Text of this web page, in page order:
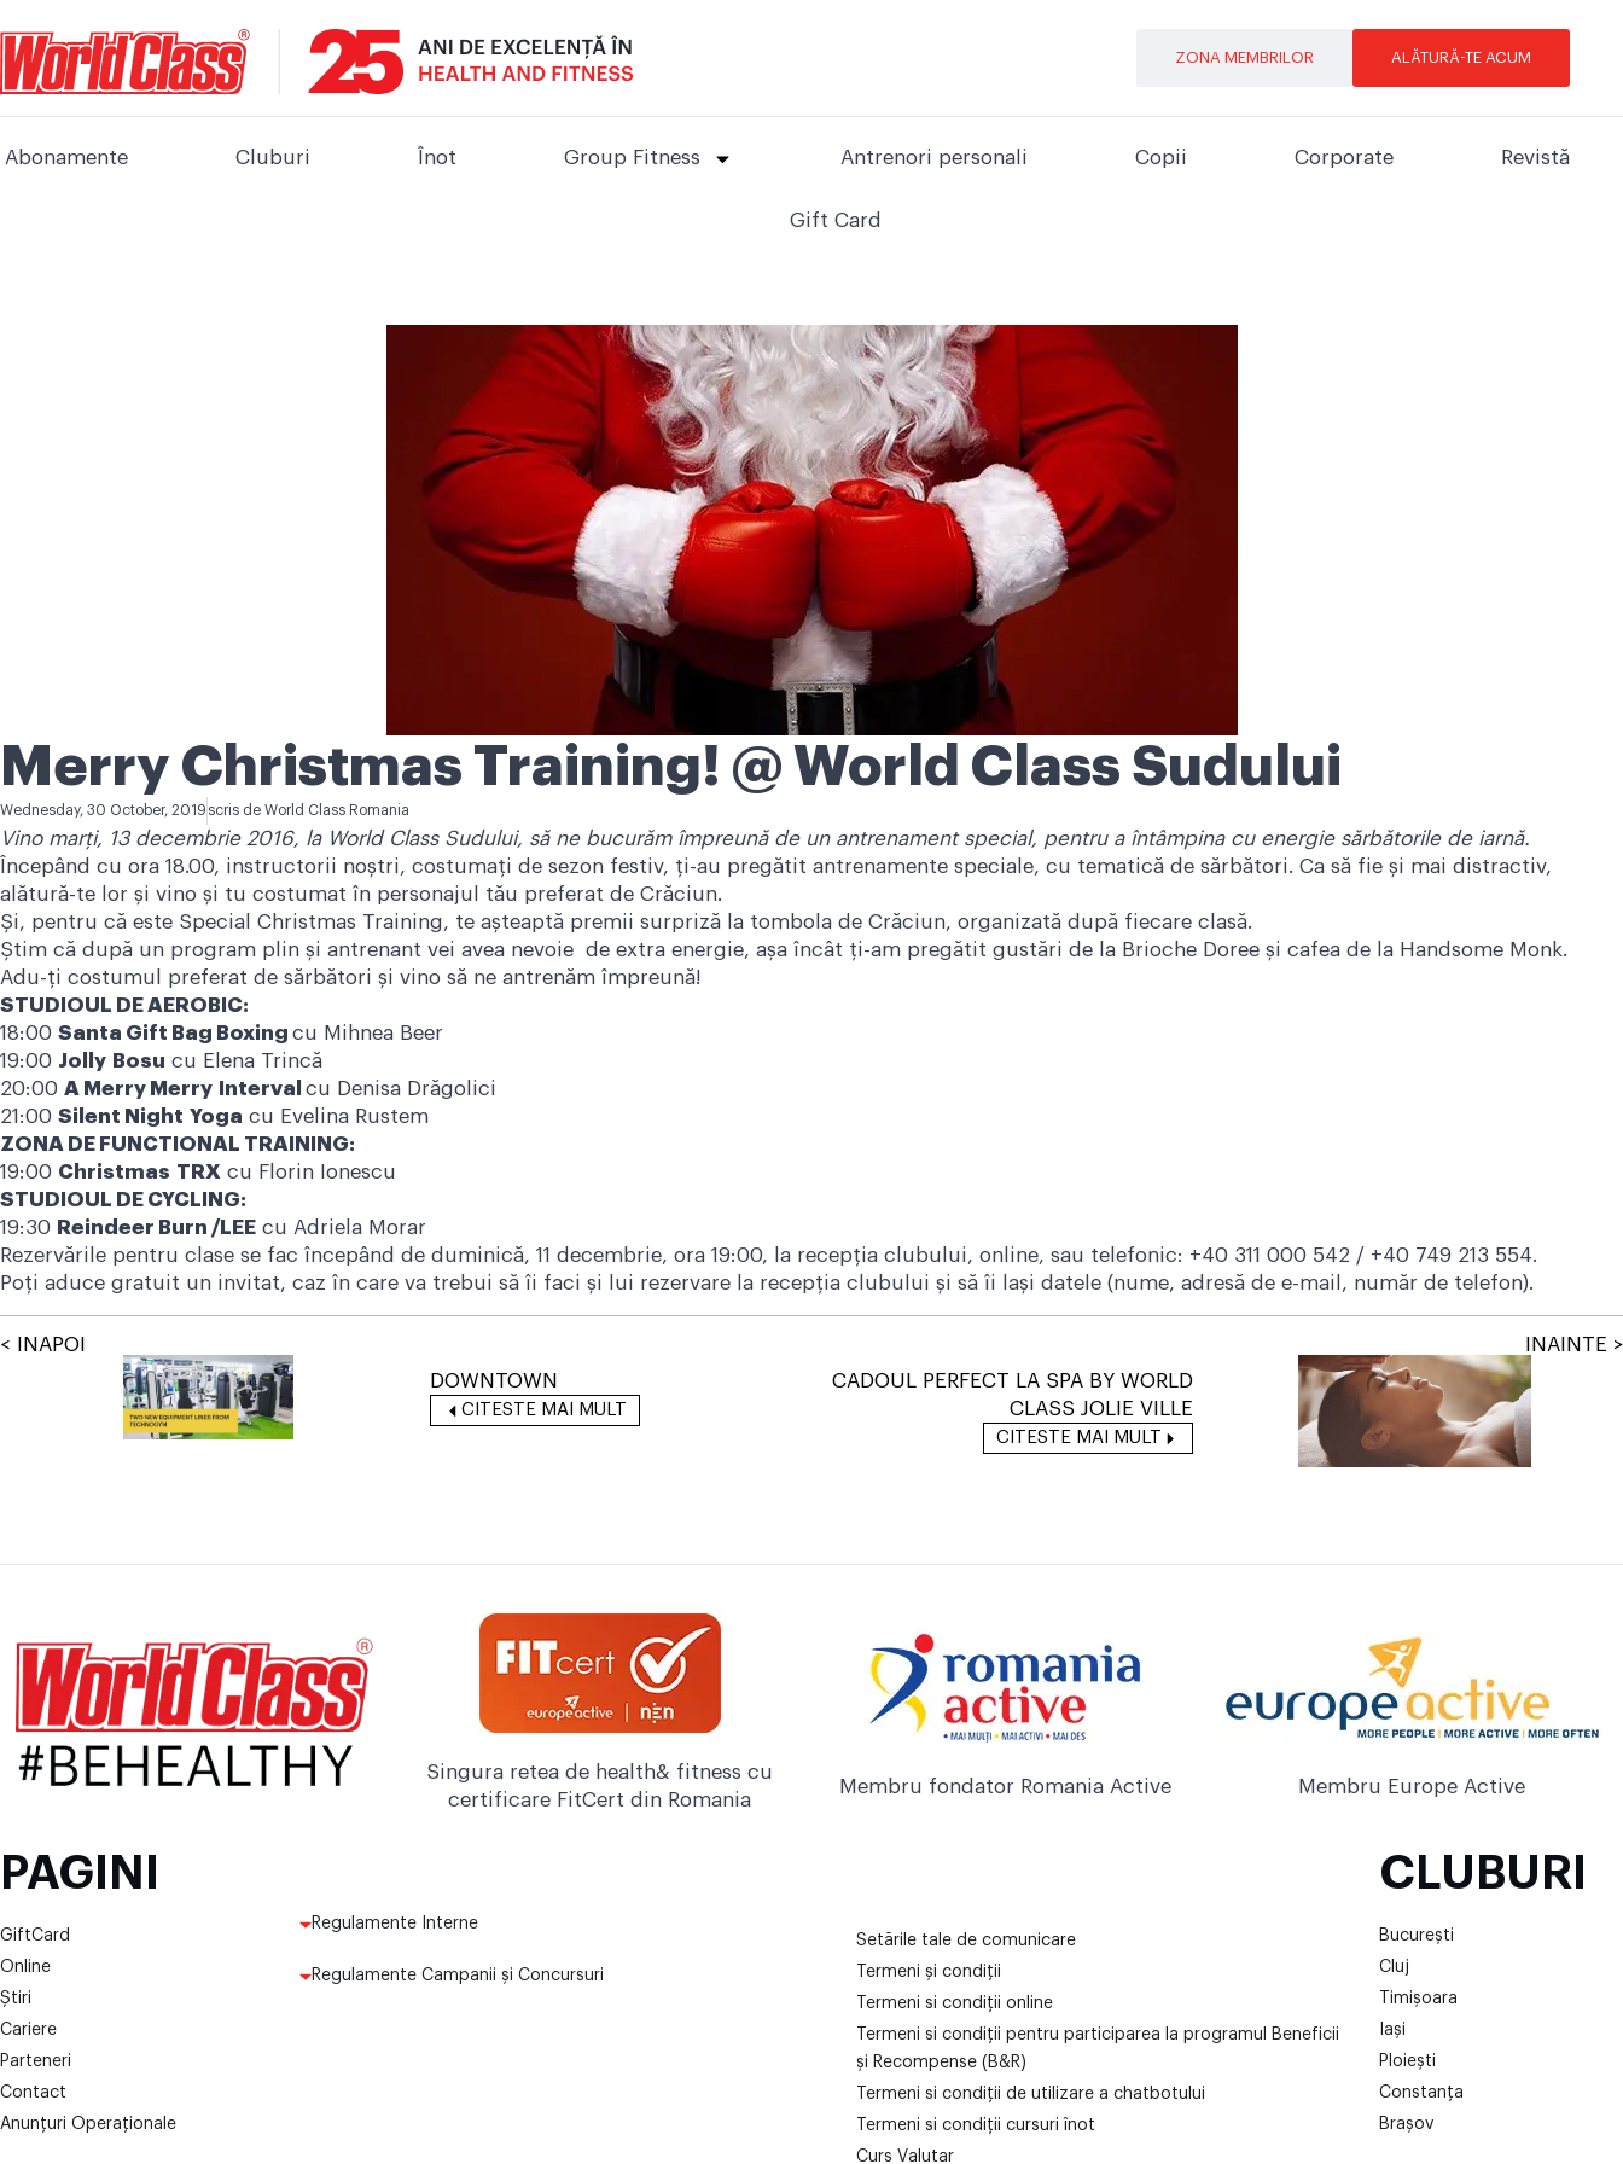
ZONA MEMBRILOR ALĂTURĂ-TE ACUM
Abonamente Cluburi Înot Group Fitness Antrenori personali Copii Corporate Revistă
Gift Card
Merry Christmas Training! @ World Class Sudului
Wednesday, 30 October, 2019 scris de World Class Romania
Vino marți, 13 decembrie 2016, la World Class Sudului, să ne bucurăm împreună de un antrenament special, pentru a întâmpina cu energie sărbătorile de iarnă.
Începând cu ora 18.00, instructorii noștri, costumați de sezon festiv, ți-au pregătit antrenamente speciale, cu tematică de sărbători. Ca să fie și mai distractiv,
alătură-te lor și vino și tu costumat în personajul tău preferat de Crăciun.
Și, pentru că este Special Christmas Training, te așteaptă premii surpriză la tombola de Crăciun, organizată după fiecare clasă.
Știm că după un program plin și antrenant vei avea nevoie de extra energie, așa încât ți-am pregătit gustări de la Brioche Doree și cafea de la Handsome Monk.
Adu-ți costumul preferat de sărbători și vino să ne antrenăm împreună!
STUDIOUL DE AEROBIC:
18:00 Santa Gift Bag Boxing cu Mihnea Beer
19:00 Jolly Bosu cu Elena Trincă
20:00 A Merry Merry Interval cu Denisa Drăgolici
21:00 Silent Night Yoga cu Evelina Rustem
ZONA DE FUNCTIONAL TRAINING:
19:00 Christmas TRX cu Florin Ionescu
STUDIOUL DE CYCLING:
19:30 Reindeer Burn /LEE cu Adriela Morar
Rezervările pentru clase se fac începând de duminică, 11 decembrie, ora 19:00, la recepția clubului, online, sau telefonic: +40 311 000 542 / +40 749 213 554.
Poți aduce gratuit un invitat, caz în care va trebui să îi faci și lui rezervare la recepția clubului și să îi lași datele (nume, adresă de e-mail, număr de telefon).
< INAPOI
DOWNTOWN
CITESTE MAI MULT
INAINTE >
CADOUL PERFECT LA SPA BY WORLD
CLASS JOLIE VILLE
CITESTE MAI MULT
Singura retea de health& fitness cu
certificare FitCert din Romania
Membru fondator Romania Active Membru Europe Active
PAGINI
GiftCard
Online
Știri
Cariere
Parteneri
Contact
Anunțuri Operaționale
Regulamente Interne
Regulamente Campanii și Concursuri
Setările tale de comunicare
Termeni și condiții
Termeni si condiții online
Termeni si condiții pentru participarea la programul Beneficii
și Recompense (B&R)
Termeni si condiții de utilizare a chatbotului
Termeni si condiții cursuri înot
Curs Valutar
CLUBURI
București
Cluj
Timișoara
Iași
Ploiești
Constanța
Brașov